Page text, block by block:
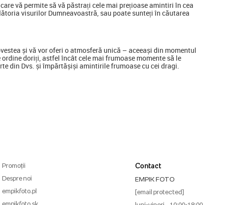
vă permite să vă păstrați cele mai prețioase amintiri în cea
visurilor Dumneavoastră, sau poate sunteți în căutarea
și vă vor oferi o atmosferă unică – aceeași din momentul
doriți, astfel încât cele mai frumoase momente să le
din Dvs. și împărtășiși amintirile frumoase cu cei dragi.
Promoții
Despre noi
empikfoto.pl
empikfoto.sk
Contact
EMPIK FOTO
[email protected]